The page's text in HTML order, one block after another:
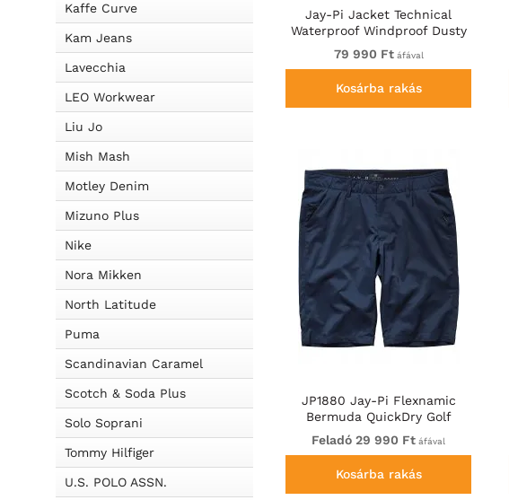
Kaffe Curve
Kam Jeans
Lavecchia
LEO Workwear
Liu Jo
Mish Mash
Motley Denim
Mizuno Plus
Nike
Nora Mikken
North Latitude
Puma
Scandinavian Caramel
Scotch & Soda Plus
Solo Soprani
Tommy Hilfiger
U.S. POLO ASSN.
Jay-Pi Jacket Technical
Waterproof Windproof Dusty
Pink
79 990 Ftáfával
Kosárba rakás
JP1880 Jay-Pi Flexnamic
Bermuda QuickDry Golf
Shorts Navy Blue
Feladó 29 990 Ft áfával
Kosárba rakás